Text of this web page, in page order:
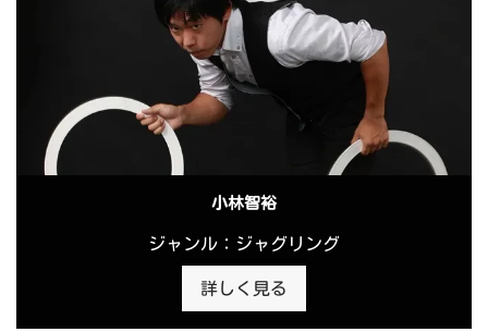
小林智裕
ジャンル：ジャグリング
詳しく見る